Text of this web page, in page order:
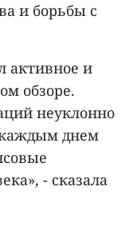
и борьбы с
активное и
обзоре.
неуклонно
каждым днем
- сказала